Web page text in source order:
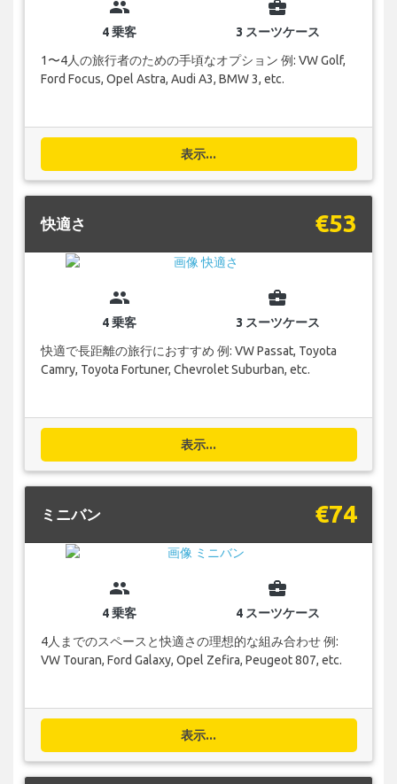
group
4 乗客
business_center
3 スーツケース
1〜4人の旅行者のための手頃なオプション 例: VW Golf,
Ford Focus, Opel Astra, Audi A3, BMW 3, etc.
表示...
快適さ €53
group
4 乗客
business_center
3 スーツケース
快適で長距離の旅行におすすめ 例: VW Passat, Toyota
Camry, Toyota Fortuner, Chevrolet Suburban, etc.
表示...
ミニバン €74
group
4 乗客
business_center
4 スーツケース
4人までのスペースと快適さの理想的な組み合わせ 例:
VW Touran, Ford Galaxy, Opel Zefira, Peugeot 807, etc.
表示...